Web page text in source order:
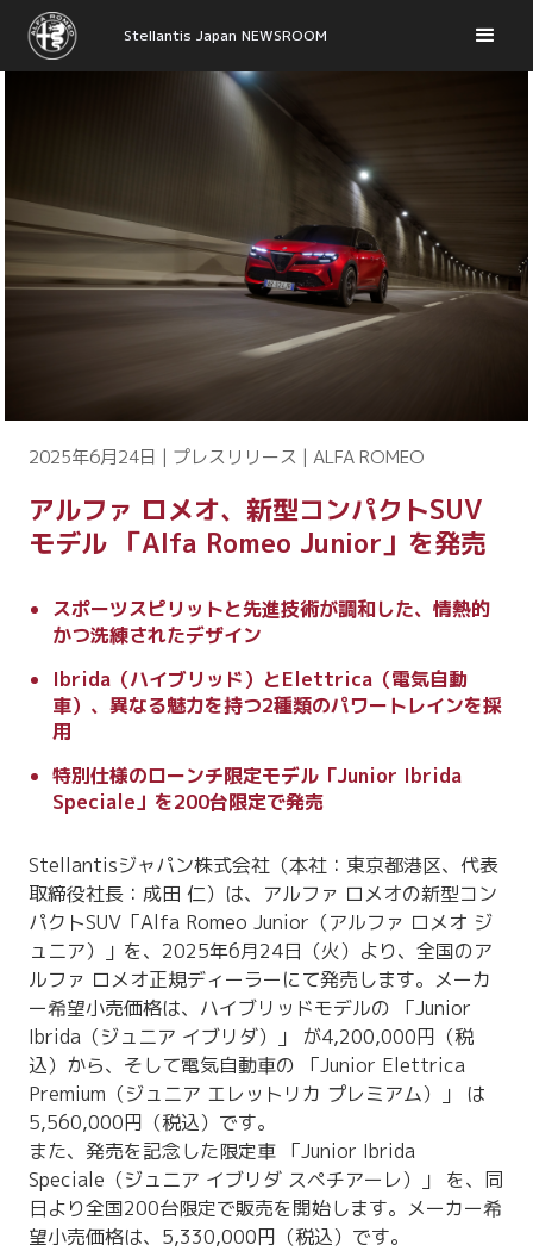
Stellantis Japan NEWSROOM
2025年6月24日 | プレスリリース | ALFA ROMEO
アルファ ロメオ、新型コンパクトSUV
モデル 「Alfa Romeo Junior」を発売
スポーツスピリットと先進技術が調和した、情熱的
かつ洗練されたデザイン
Ibrida（ハイブリッド）とElettrica（電気自動
車）、異なる魅力を持つ2種類のパワートレインを採
用
特別仕様のローンチ限定モデル「Junior Ibrida
Speciale」を200台限定で発売
Stellantisジャパン株式会社（本社：東京都港区、代表
取締役社長：成田 仁）は、アルファ ロメオの新型コン
パクトSUV「Alfa Romeo Junior（アルファ ロメオ ジ
ュニア）」を、2025年6月24日（火）より、全国のア
ルファ ロメオ正規ディーラーにて発売します。メーカ
ー希望小売価格は、ハイブリッドモデルの 「Junior
Ibrida（ジュニア イブリダ）」 が4,200,000円（税
込）から、そして電気自動車の 「Junior Elettrica
Premium（ジュニア エレットリカ プレミアム）」 は
5,560,000円（税込）です。
また、発売を記念した限定車 「Junior Ibrida
Speciale（ジュニア イブリダ スペチアーレ）」 を、同
日より全国200台限定で販売を開始します。メーカー希
望小売価格は、5,330,000円（税込）です。